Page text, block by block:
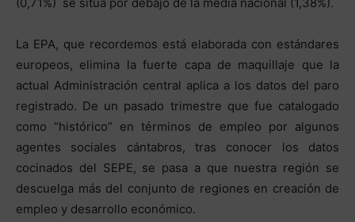
La EPA, que recordemos está elaborada con estándares
europeos, elimina la fuerte capa de maquillaje que la
actual Administración central aplica a los datos del paro
registrado. De un pasado trimestre que fue catalogado
como “histórico” en términos de empleo por algunos
agentes sociales cántabros, tras conocer los datos
cocinados del SEPE, se pasa a que nuestra región se
descuelga más del conjunto de regiones en creación de
empleo y desarrollo económico.